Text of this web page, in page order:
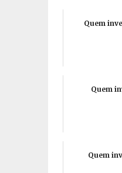
Quem
Quem
Quem